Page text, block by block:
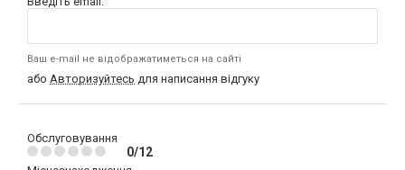
Ваш e-mail не відображатиметься на сайті
або Авторизуйтесь для написання відгуку
Обслуговування
0/12